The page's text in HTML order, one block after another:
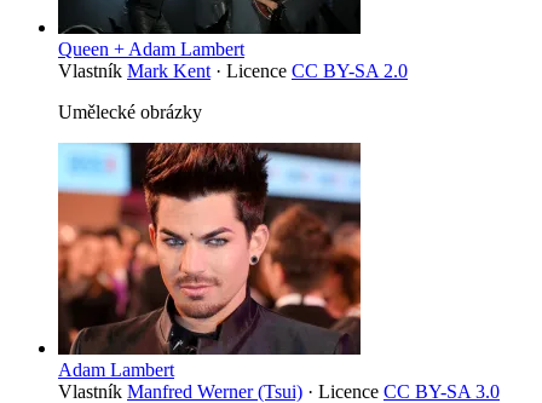
Queen + Adam Lambert
Vlastník Mark Kent · Licence CC BY-SA 2.0
Umělecké obrázky
Adam Lambert
Vlastník Manfred Werner (Tsui) · Licence CC BY-SA 3.0